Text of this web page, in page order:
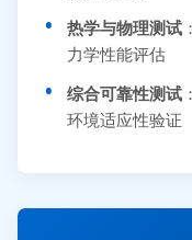
热学与物理测试
力学性能评估
综合可靠性测试
环境适应性验证